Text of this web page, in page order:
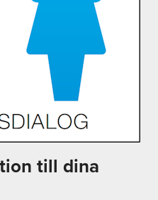
till dina